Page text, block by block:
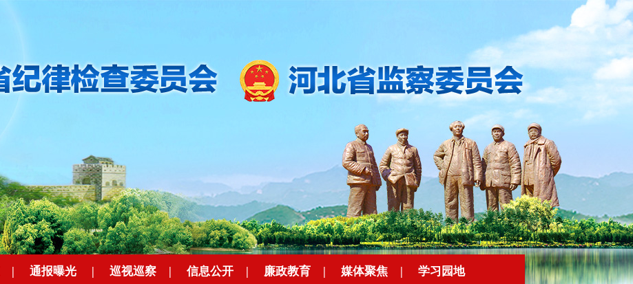
| 通报曝光 | 巡视巡察 | 信息公开 | 廉政教育 | 媒体聚焦 | 学习园地